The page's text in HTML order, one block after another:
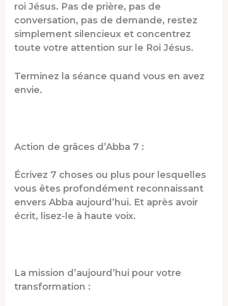
roi Jésus. Pas de prière, pas de
conversation, pas de demande, restez
simplement silencieux et concentrez
toute votre attention sur le Roi Jésus.
Terminez la séance quand vous en avez
envie.
Action de grâces d’Abba 7 :
Écrivez 7 choses ou plus pour lesquelles
vous êtes profondément reconnaissant
envers Abba aujourd’hui. Et après avoir
écrit, lisez-le à haute voix.
La mission d’aujourd’hui pour votre
transformation :